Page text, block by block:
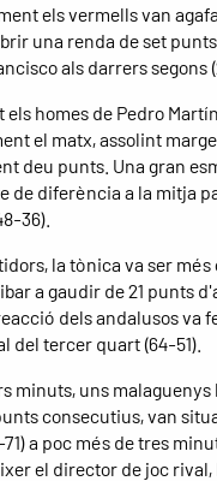
els vermells van
una renda de set
als darrers segons
els homes de Pedro
el matx, assolint
deu punts. Una gran
de diferència a la mitja
36).
la tònica va ser més
a gaudir de 21 punts
dels andalusos va
del tercer quart (64-51).
minuts, uns
consecutius, van
a poc més de tres
el director de joc rival,